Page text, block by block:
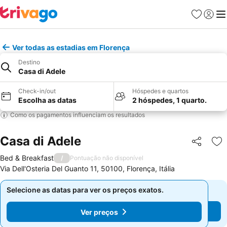
Favoritos
Iniciar
Ver todas as estadias em Florença
Destino
Casa di Adele
Check-in/out
Escolha as datas
Hóspedes e quartos
2 hóspedes, 1 quarto.
Como os pagamentos influenciam os resultados
Casa di Adele Partilhar
Bed & Breakfast / Pontuação não disponível
Via Dell'Osteria Del Guanto 11, 50100, Florença, Itália
Selecione as datas para ver os preços exatos.
Ver preços
Selecione as datas para ver os preços exatos.
Ver preços